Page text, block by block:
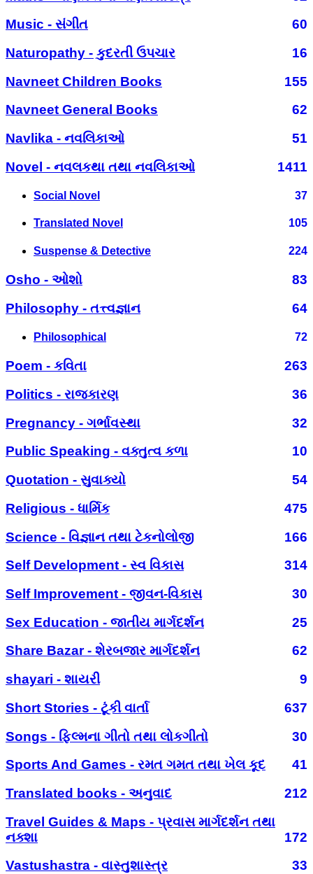
Music - સંગીત
60
Naturopathy - કુદરતી ઉપચાર
16
Navneet Children Books
155
Navneet General Books
62
Navlika - નવલિકાઓ
51
Novel - નવલકથા તથા નવલિકાઓ
1411
Social Novel 37
Translated Novel 105
Suspense & Detective 224
Osho - ઓશો
83
Philosophy - તત્ત્વજ્ઞાન
64
Philosophical 72
Poem - કવિતા
263
Politics - રાજકારણ
36
Pregnancy - ગર્ભાવસ્થા
32
Public Speaking - વક્તુત્વ કળા
10
Quotation - સુવાક્યો
54
Religious - ધાર્મિક
475
Science - વિજ્ઞાન તથા ટેકનોલોજી
166
Self Development - સ્વ વિકાસ
314
Self Improvement - જીવન-વિકાસ
30
Sex Education - જાતીય માર્ગદર્શન
25
Share Bazar - શેરબજાર માર્ગદર્શન
62
shayari - શાયરી
9
Short Stories - ટૂંકી વાર્તા
637
Songs - ફિલ્મના ગીતો તથા લોકગીતો
30
Sports And Games - રમત ગમત તથા ખેલ કૂદ
41
Translated books - અનુવાદ
212
Travel Guides & Maps - પ્રવાસ માર્ગદર્શન તથા
નક્શા
172
Vastushastra - વાસ્તુશાસ્ત્ર
33